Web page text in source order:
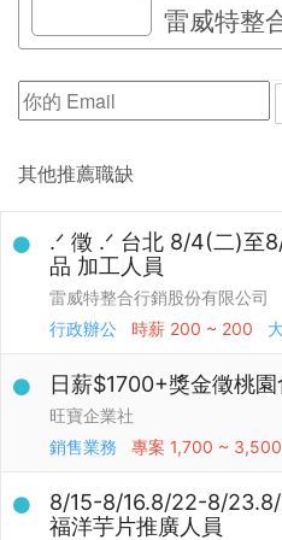
雷威特整
其他推薦職缺
.ᐟ 徵 .ᐟ 台北 8/4(二)至
品 加工人員
雷威特整合行銷股份有限公司
行政辦公
時薪 200 ~ 200
日薪$1700+獎金徵桃
旺寶企業社
銷售業務
專案 1,700 ~ 3,500
8/15-8/16.8/22-8/
福洋芋片推廣人員